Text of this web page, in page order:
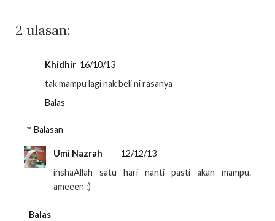
2 ulasan:
Khidhir 16/10/13
tak mampu lagi nak beli ni rasanya
Balas
Balasan
Umi Nazrah
12/12/13
inshaAllah satu hari nanti pasti akan mampu.
ameeen :)
Balas